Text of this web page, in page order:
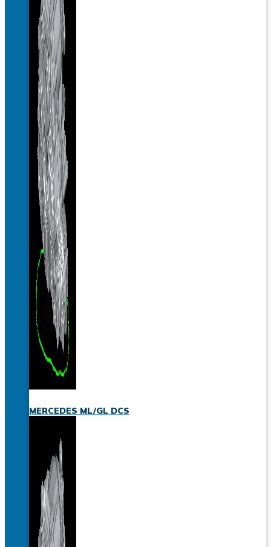
MERCEDES ML/GL DCS